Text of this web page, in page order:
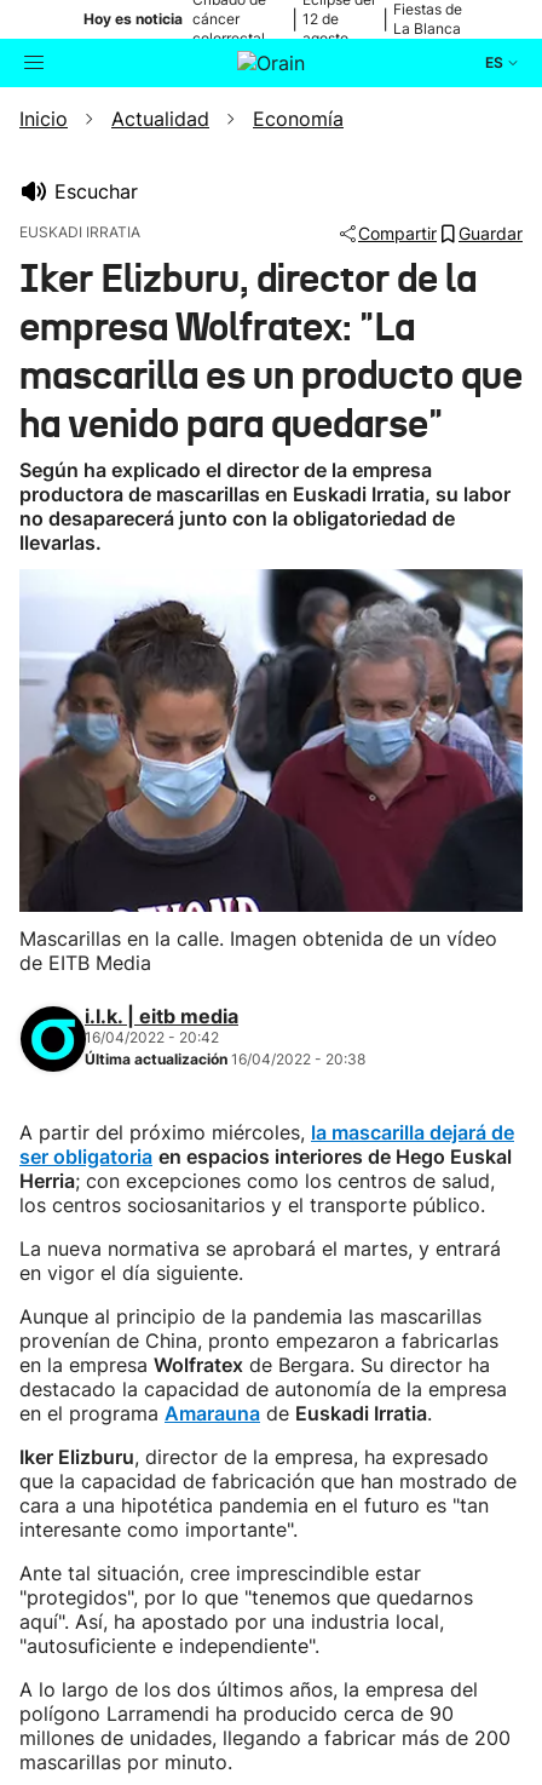
Hoy es noticia cáncer
colorrectal
12 de
agosto
Fiestas de
La Blanca
ES
Buscador Actualidad
Ikusmiran
Eguraldia
Inicio Actualidad Economía
Escuchar
EUSKADI IRRATIA Compartir Guardar
Iker Elizburu, director de la
empresa Wolfratex: "La
mascarilla es un producto que
ha venido para quedarse"
Según ha explicado el director de la empresa
productora de mascarillas en Euskadi Irratia, su labor
no desaparecerá junto con la obligatoriedad de
llevarlas.
Mascarillas en la calle. Imagen obtenida de un vídeo
de EITB Media
i.l.k. | eitb media
16/04/2022 - 20:42
Última actualización 16/04/2022 - 20:38
A partir del próximo miércoles, la mascarilla dejará de
ser obligatoria en espacios interiores de Hego Euskal
Herria; con excepciones como los centros de salud,
los centros sociosanitarios y el transporte público.
La nueva normativa se aprobará el martes, y entrará
en vigor el día siguiente.
Aunque al principio de la pandemia las mascarillas
provenían de China, pronto empezaron a fabricarlas
en la empresa Wolfratex de Bergara. Su director ha
destacado la capacidad de autonomía de la empresa
en el programa Amarauna de Euskadi Irratia.
Iker Elizburu, director de la empresa, ha expresado
que la capacidad de fabricación que han mostrado de
cara a una hipotética pandemia en el futuro es "tan
interesante como importante".
Ante tal situación, cree imprescindible estar
"protegidos", por lo que "tenemos que quedarnos
aquí". Así, ha apostado por una industria local,
"autosuficiente e independiente".
A lo largo de los dos últimos años, la empresa del
polígono Larramendi ha producido cerca de 90
millones de unidades, llegando a fabricar más de 200
mascarillas por minuto.